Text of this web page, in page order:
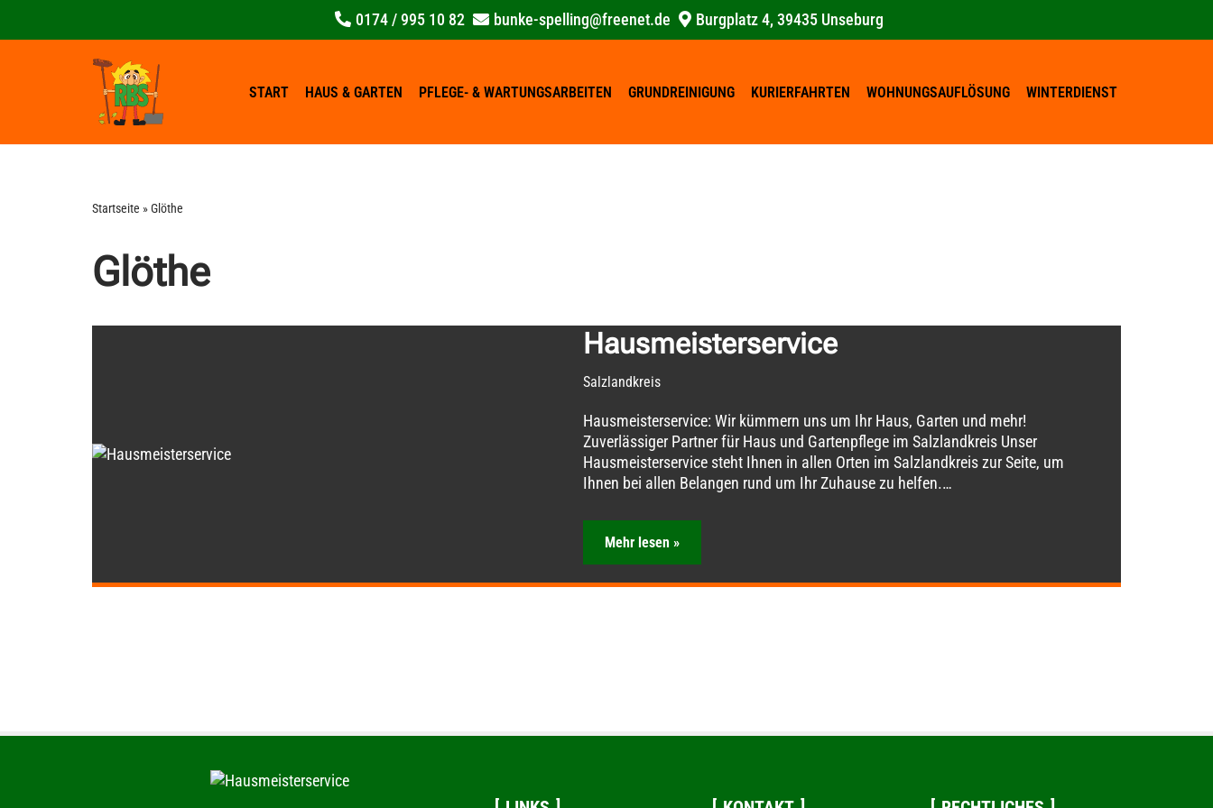
0174 / 995 10 82 bunke-spelling@freenet.de Burgplatz 4, 39435 Unseburg
START HAUS & GARTEN PFLEGE- & WARTUNGSARBEITEN GRUNDREINIGUNG KURIERFAHRTEN WOHNUNGSAUFLÖSUNG WINTERDIENST
Startseite »Glöthe
Glöthe
Hausmeisterservice
Salzlandkreis
Hausmeisterservice: Wir kümmern uns um Ihr Haus, Garten und mehr!
Zuverlässiger Partner für Haus und Gartenpflege im Salzlandkreis Unser
Hausmeisterservice steht Ihnen in allen Orten im Salzlandkreis zur Seite, um
Ihnen bei allen Belangen rund um Ihr Zuhause zu helfen.…
Mehr lesen »